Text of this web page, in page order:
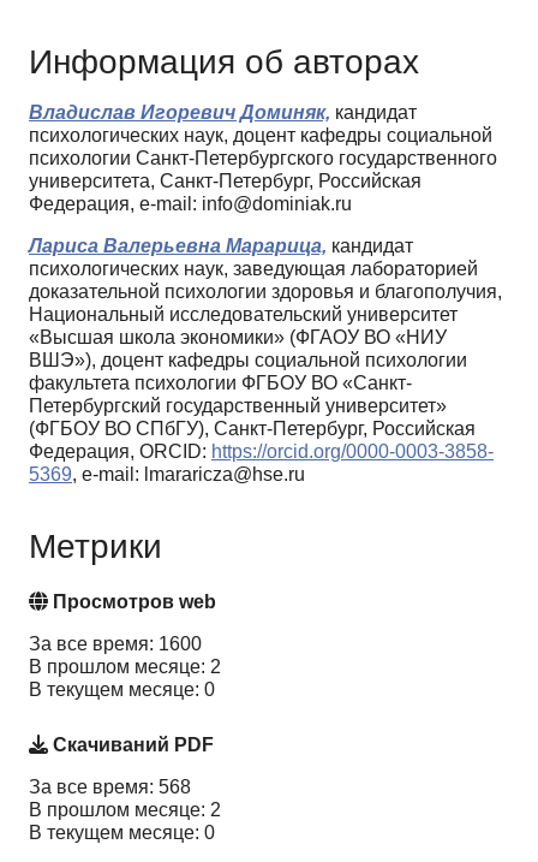
Информация об авторах
Владислав Игоревич Доминяк, кандидат
психологических наук, доцент кафедры социальной
психологии Санкт-Петербургского государственного
университета, Санкт-Петербург, Российская
Федерация, e-mail: info@dominiak.ru
Лариса Валерьевна Марарица, кандидат
психологических наук, заведующая лабораторией
доказательной психологии здоровья и благополучия,
Национальный исследовательский университет
«Высшая школа экономики» (ФГАОУ ВО «НИУ
ВШЭ»), доцент кафедры социальной психологии
факультета психологии ФГБОУ ВО «Санкт-
Петербургский государственный университет»
(ФГБОУ ВО СПбГУ), Санкт-Петербург, Российская
Федерация, ORCID: https://orcid.org/0000-0003-3858-
5369, e-mail: lmararicza@hse.ru
Метрики
Просмотров web
За все время: 1600
В прошлом месяце: 2
В текущем месяце: 0
Скачиваний PDF
За все время: 568
В прошлом месяце: 2
В текущем месяце: 0